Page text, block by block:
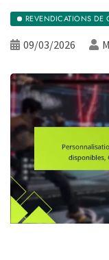
REVENDICATIONS DE
09/03/2026